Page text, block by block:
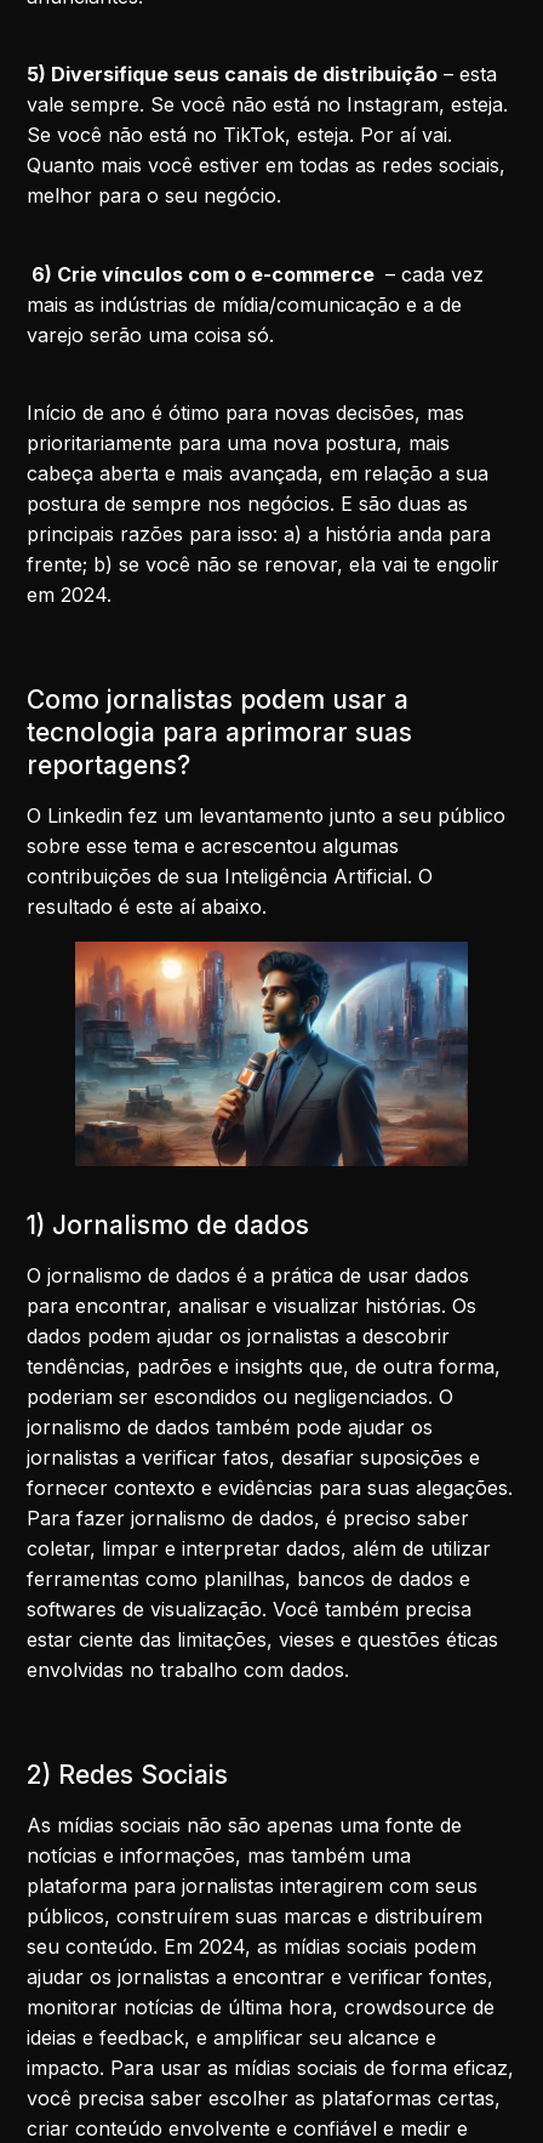
5) Diversifique seus canais de distribuição – esta
vale sempre. Se você não está no Instagram, esteja.
Se você não está no TikTok, esteja. Por aí vai.
Quanto mais você estiver em todas as redes sociais,
melhor para o seu negócio.
6) Crie vínculos com o e-commerce – cada vez
mais as indústrias de mídia/comunicação e a de
varejo serão uma coisa só.
Início de ano é ótimo para novas decisões, mas
prioritariamente para uma nova postura, mais
cabeça aberta e mais avançada, em relação a sua
postura de sempre nos negócios. E são duas as
principais razões para isso: a) a história anda para
frente; b) se você não se renovar, ela vai te engolir
em 2024.
Como jornalistas podem usar a
tecnologia para aprimorar suas
reportagens?
O Linkedin fez um levantamento junto a seu público
sobre esse tema e acrescentou algumas
contribuições de sua Inteligência Artificial. O
resultado é este aí abaixo.
1) Jornalismo de dados
O jornalismo de dados é a prática de usar dados
para encontrar, analisar e visualizar histórias. Os
dados podem ajudar os jornalistas a descobrir
tendências, padrões e insights que, de outra forma,
poderiam ser escondidos ou negligenciados. O
jornalismo de dados também pode ajudar os
jornalistas a verificar fatos, desafiar suposições e
fornecer contexto e evidências para suas alegações.
Para fazer jornalismo de dados, é preciso saber
coletar, limpar e interpretar dados, além de utilizar
ferramentas como planilhas, bancos de dados e
softwares de visualização. Você também precisa
estar ciente das limitações, vieses e questões éticas
envolvidas no trabalho com dados.
2) Redes Sociais
As mídias sociais não são apenas uma fonte de
notícias e informações, mas também uma
plataforma para jornalistas interagirem com seus
públicos, construírem suas marcas e distribuírem
seu conteúdo. Em 2024, as mídias sociais podem
ajudar os jornalistas a encontrar e verificar fontes,
monitorar notícias de última hora, crowdsource de
ideias e feedback, e amplificar seu alcance e
impacto. Para usar as mídias sociais de forma eficaz,
você precisa saber escolher as plataformas certas,
criar conteúdo envolvente e confiável e medir e